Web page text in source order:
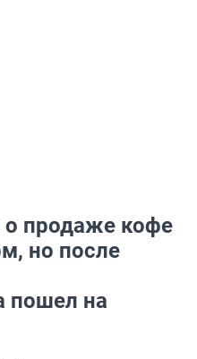
о продаже кофе
но после
пошел на